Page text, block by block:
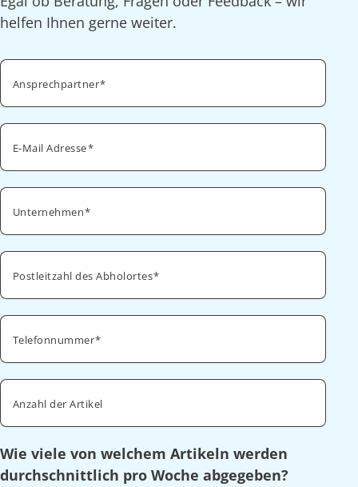
helfen Ihnen gerne weiter.
Ansprechpartner
E-Mail Adresse
Unternehmen
Postleitzahl des Abholortes
Telefonnummer
Anzahl der Artikel
Wie viele von welchem Artikeln werden
durchschnittlich pro Woche abgegeben?